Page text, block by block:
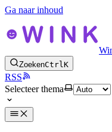
Ga naar inhoud
ZoekenCtrlK
RSS
Selecteer thema